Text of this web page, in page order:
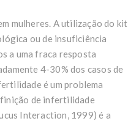
mulheres. A utilização do kit
ou de insuficiência
a uma fraca resposta
4-30% dos casos de
é um problema
de infertilidade
Interaction, 1999) é a